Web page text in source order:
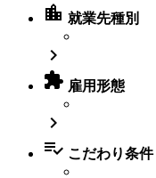
location_city 就業先種別

 雇用形態

 こだわり条件